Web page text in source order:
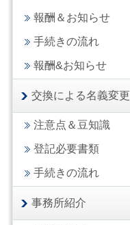
報酬＆お知らせ
手続きの流れ
報酬&お知らせ
交換による名義変更
注意点＆豆知識
登記必要書類
手続きの流れ
事務所紹介